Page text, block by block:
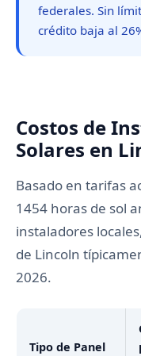
federales. Sin
crédito baja al
Costos de
Solares en
Basado en tarifas
1454 horas de sol
instaladores
de Lincoln
2026.
Tipo de Panel